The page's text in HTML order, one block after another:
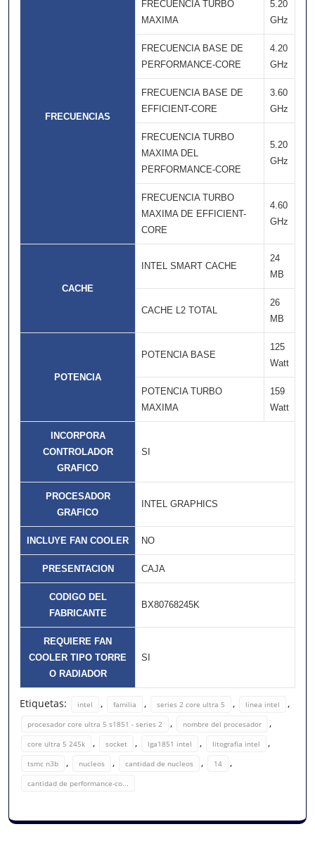
FRECUENCIAS
FRECUENCIA TURBO
MAXIMA
5.20
GHz
FRECUENCIA BASE DE
PERFORMANCE-CORE
4.20
GHz
FRECUENCIA BASE DE
EFFICIENT-CORE
3.60
GHz
FRECUENCIA TURBO
MAXIMA DEL
PERFORMANCE-CORE
5.20
GHz
FRECUENCIA TURBO
MAXIMA DE EFFICIENT-
CORE
4.60
GHz
CACHE
INTEL SMART CACHE
24
MB
CACHE L2 TOTAL
26
MB
POTENCIA
POTENCIA BASE
125
Watt
POTENCIA TURBO
MAXIMA
159
Watt
INCORPORA
CONTROLADOR
GRAFICO
SI
PROCESADOR
GRAFICO
INTEL GRAPHICS
INCLUYE FAN COOLER NO
PRESENTACION CAJA
CODIGO DEL
FABRICANTE
BX80768245K
REQUIERE FAN
COOLER TIPO TORRE
O RADIADOR
SI
Etiquetas: intel , familia , series 2 core ultra 5 , linea intel ,
procesador core ultra 5 s1851 - series 2 , nombre del procesador ,
core ultra 5 245k , socket , lga1851 intel , litografia intel ,
tsmc n3b , nucleos , cantidad de nucleos , 14 ,
cantidad de performance-co...